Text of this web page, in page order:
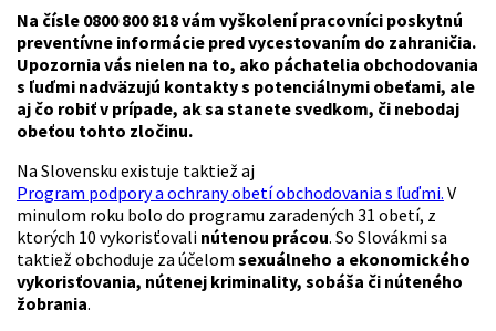
Na čísle 0800 800 818 vám vyškolení pracovníci poskytnú
preventívne informácie pred vycestovaním do zahraničia.
Upozornia vás nielen na to, ako páchatelia obchodovania
s ľuďmi nadväzujú kontakty s potenciálnymi obeťami, ale
aj čo robiť v prípade, ak sa stanete svedkom, či nebodaj
obeťou tohto zločinu.
Na Slovensku existuje taktiež aj
Program podpory a ochrany obetí obchodovania s ľuďmi. V
minulom roku bolo do programu zaradených 31 obetí, z
ktorých 10 vykorisťovali nútenou prácou. So Slovákmi sa
taktiež obchoduje za účelom sexuálneho a ekonomického
vykorisťovania, nútenej kriminality, sobáša či núteného
žobrania.